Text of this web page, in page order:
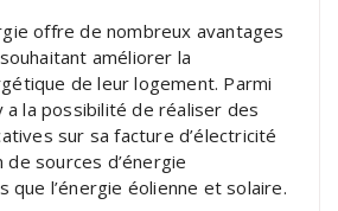
offre de nombreux avantages
améliorer la
de leur logement. Parmi
a la possibilité de réaliser des
sur sa facture d’électricité
de sources d’énergie
que l’énergie éolienne et solaire.